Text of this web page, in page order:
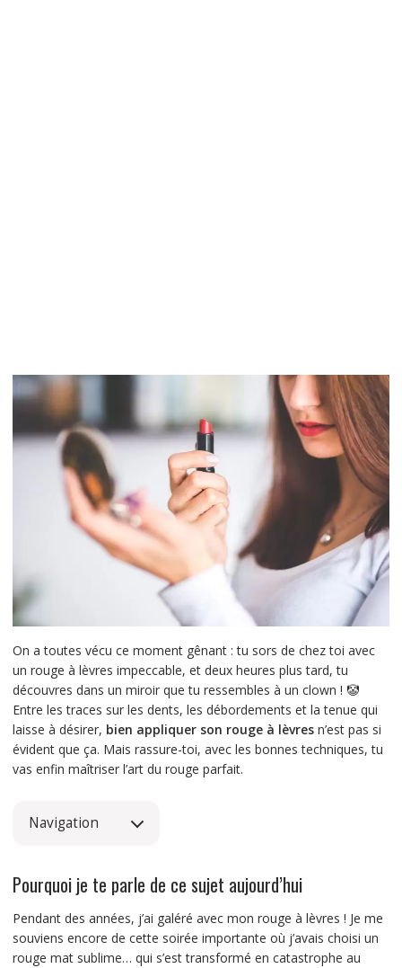
On a toutes vécu ce moment gênant : tu sors de chez toi avec
un rouge à lèvres impeccable, et deux heures plus tard, tu
découvres dans un miroir que tu ressembles à un clown ! 🤡
Entre les traces sur les dents, les débordements et la tenue qui
laisse à désirer, bien appliquer son rouge à lèvresn’est pas si
évident que ça. Mais rassure-toi, avec les bonnes techniques, tu
vas enfin maîtriser l’art du rouge parfait.
Navigation
Pourquoi je te parle de ce sujet aujourd’hui
Pendant des années, j’ai galéré avec mon rouge à lèvres ! Je me
souviens encore de cette soirée importante où j’avais choisi un
rouge mat sublime… qui s’est transformé en catastrophe au